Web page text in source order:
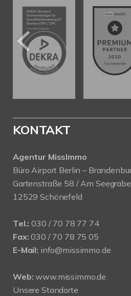
KONTAKT
Agentur MissImmo
Büro Airport Berlin –
Gartenstraße 58 / Am
12529 Schönefeld
Tel.: 030 / 70 78 77 74
Fax: 030 / 70 78 75 05
E-Mail: info@missimmo.de
Web: www.missimmo.de
Unsere Standorte